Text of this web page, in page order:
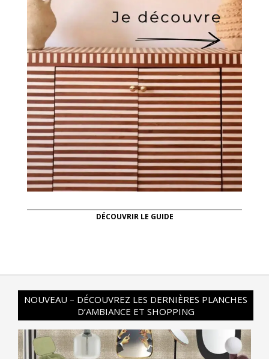
DÉCOUVRIR LE GUIDE
NOUVEAU – DÉCOUVREZ LES DERNIÈRES PLANCHES
D’AMBIANCE ET SHOPPING